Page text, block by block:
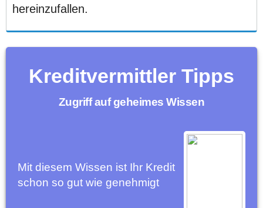
hereinzufallen.
Kreditvermittler Tipps
Zugriff auf geheimes Wissen
Mit diesem Wissen ist Ihr Kredit
schon so gut wie genehmigt